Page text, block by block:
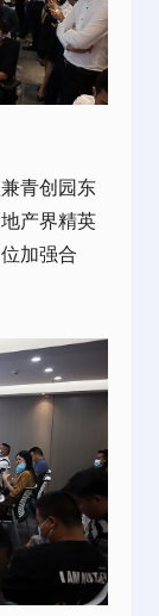
青创园东
产界精英
加强合